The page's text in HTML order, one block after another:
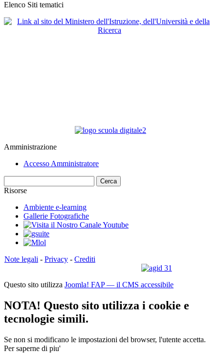
Elenco Siti tematici
Amministrazione
Accesso Amministratore
Cerca
Risorse
Ambiente e-learning
Gallerie Fotografiche
Note legali - Privacy - Crediti
Questo sito utilizza Joomla! FAP — il CMS accessibile
NOTA! Questo sito utilizza i cookie e
tecnologie simili.
Se non si modificano le impostazioni del browser, l'utente accetta.
Per saperne di piu'